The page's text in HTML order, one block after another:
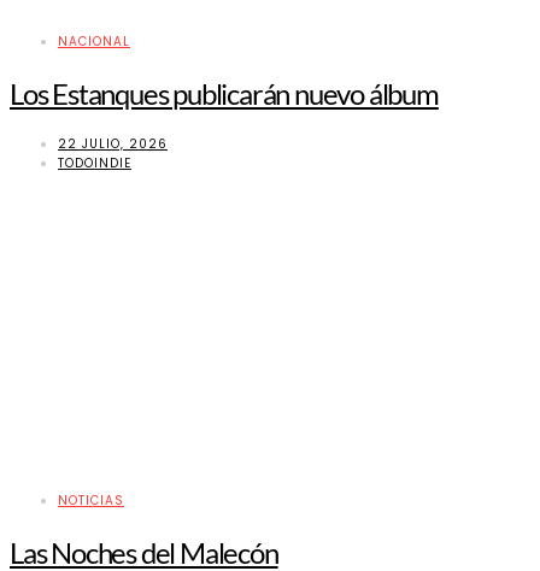
NACIONAL
Los Estanques publicarán nuevo álbum
22 JULIO, 2026
TODOINDIE
NOTICIAS
Las Noches del Malecón